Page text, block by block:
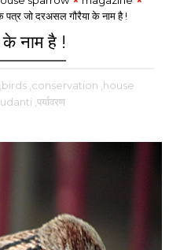
पत्र जो दरअसल गौरैया के नाम है !
नाम है !
,birds ,conservation ,house
,udanti ,पर्यावरण